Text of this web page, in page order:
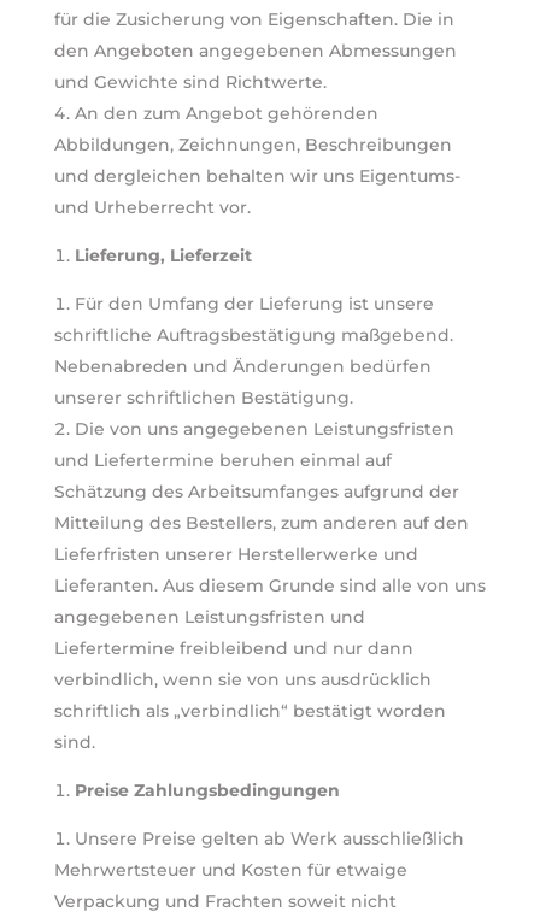
für die Zusicherung von Eigenschaften. Die in
den Angeboten angegebenen Abmessungen
und Gewichte sind Richtwerte.
An den zum Angebot gehörenden
Abbildungen, Zeichnungen, Beschreibungen
und dergleichen behalten wir uns Eigentums-
und Urheberrecht vor.
Lieferung, Lieferzeit
Für den Umfang der Lieferung ist unsere
schriftliche Auftragsbestätigung maßgebend.
Nebenabreden und Änderungen bedürfen
unserer schriftlichen Bestätigung.
Die von uns angegebenen Leistungsfristen
und Liefertermine beruhen einmal auf
Schätzung des Arbeitsumfanges aufgrund der
Mitteilung des Bestellers, zum anderen auf den
Lieferfristen unserer Herstellerwerke und
Lieferanten. Aus diesem Grunde sind alle von uns
angegebenen Leistungsfristen und
Liefertermine freibleibend und nur dann
verbindlich, wenn sie von uns ausdrücklich
schriftlich als „verbindlich“ bestätigt worden
sind.
Preise Zahlungsbedingungen
Unsere Preise gelten ab Werk ausschließlich
Mehrwertsteuer und Kosten für etwaige
Verpackung und Frachten soweit nicht